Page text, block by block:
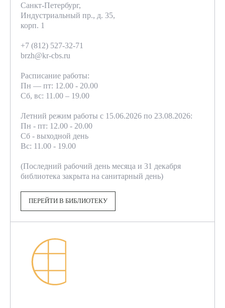
Санкт-Петербург,
Индустриальный пр., д. 35,
корп. 1
+7 (812) 527-32-71
brzh@kr-cbs.ru
Расписание работы:
Пн — пт: 12.00 - 20.00
Сб, вс: 11.00 – 19.00
Летний режим работы с 15.06.2026 по 23.08.2026:
Пн - пт: 12.00 - 20.00
Сб - выходной день
Вс: 11.00 - 19.00
(Последний рабочий день месяца и 31 декабря
библиотека закрыта на санитарный день)
ПЕРЕЙТИ В БИБЛИОТЕКУ